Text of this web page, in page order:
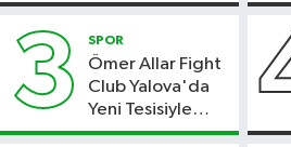
3 SPOR
Ömer Allar Fight
Club Yalova'da
Yeni Tesisiyle
Hizmete Başladı